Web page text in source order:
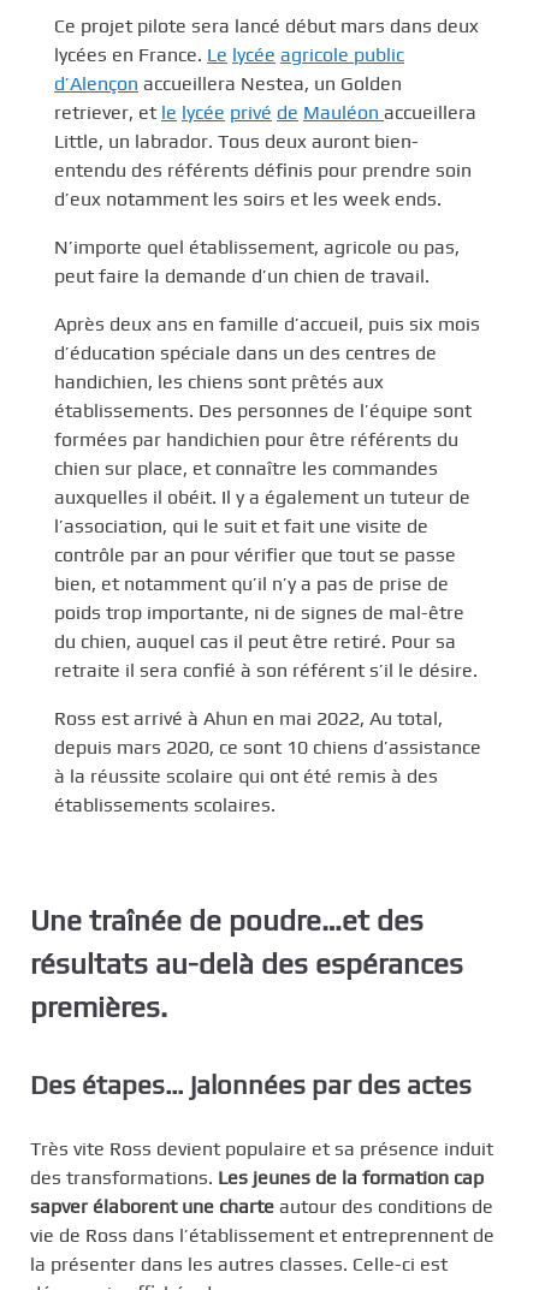
Ce projet pilote sera lancé début mars dans deux
lycées en France. Le lycée agricole public
d’Alençon accueillera Nestea, un Golden
retriever, et le lycée privé de Mauléon accueillera
Little, un labrador. Tous deux auront bien-
entendu des référents définis pour prendre soin
d’eux notamment les soirs et les week ends.
N’importe quel établissement, agricole ou pas,
peut faire la demande d’un chien de travail.
Après deux ans en famille d’accueil, puis six mois
d’éducation spéciale dans un des centres de
handichien, les chiens sont prêtés aux
établissements. Des personnes de l’équipe sont
formées par handichien pour être référents du
chien sur place, et connaître les commandes
auxquelles il obéit. Il y a également un tuteur de
l’association, qui le suit et fait une visite de
contrôle par an pour vérifier que tout se passe
bien, et notamment qu’il n’y a pas de prise de
poids trop importante, ni de signes de mal-être
du chien, auquel cas il peut être retiré. Pour sa
retraite il sera confié à son référent s’il le désire.
Ross est arrivé à Ahun en mai 2022, Au total,
depuis mars 2020, ce sont 10 chiens d’assistance
à la réussite scolaire qui ont été remis à des
établissements scolaires.
Une traînée de poudre…et des
résultats au-delà des espérances
premières.
Des étapes… jalonnées par des actes
Très vite Ross devient populaire et sa présence induit
des transformations. Les jeunes de la formation cap
sapver élaborent une charte autour des conditions de
vie de Ross dans l’établissement et entreprennent de
la présenter dans les autres classes. Celle-ci est